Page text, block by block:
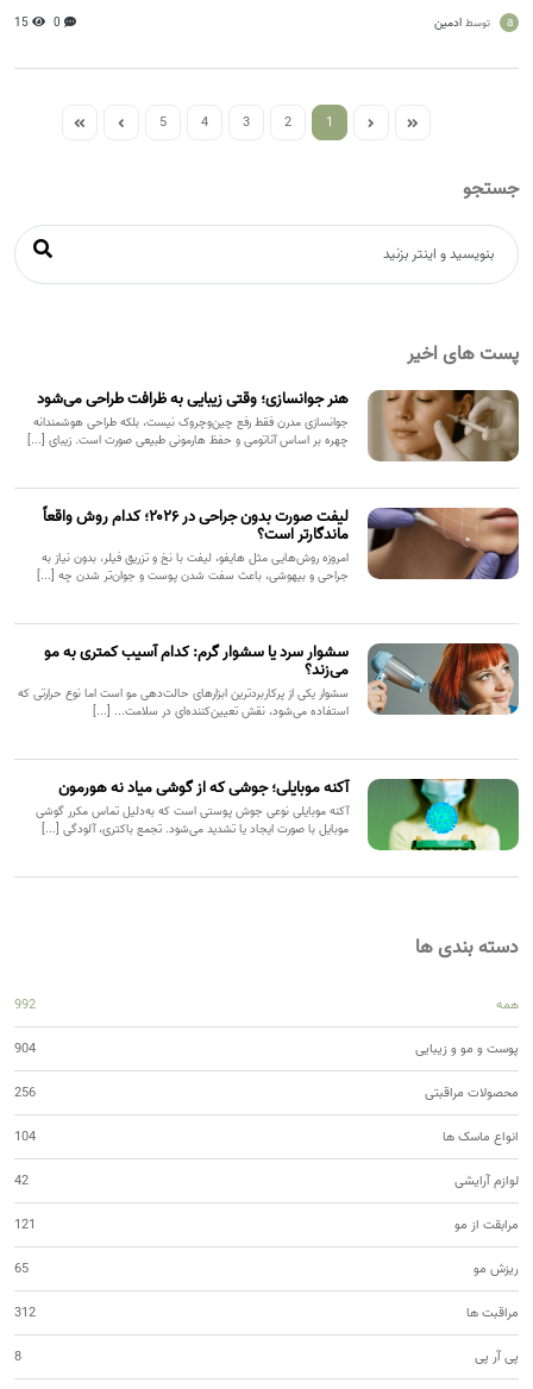
a توسط ادمین 0
15
1
2
3
4
5
جستجو
پست های اخیر
هنر جوانسازی؛ وقتی زیبایی به ظرافت طراحی می‌شود
جوانسازی مدرن فقط رفع چین‌وچروک نیست، بلکه طراحی هوشمندانه
چهره بر اساس آناتومی و حفظ هارمونی طبیعی صورت است. زیبای [...]
لیفت صورت بدون جراحی در ۲۰۲۶؛ کدام روش واقعاً
ماندگارتر است؟
امروزه روش‌هایی مثل هایفو، لیفت با نخ و تزریق فیلر، بدون نیاز به
جراحی و بیهوشی، باعث سفت شدن پوست و جوان‌تر شدن چه [...]
سشوار سرد یا سشوار گرم: کدام آسیب کمتری به مو
می‌زند؟
سشوار یکی از پرکاربردترین ابزارهای حالت‌دهی مو است اما نوع حرارتی که
استفاده می‌شود، نقش تعیین‌کننده‌ای در سلامت... [...]
آکنه موبایلی؛ جوشی که از گوشی میاد نه هورمون
آکنه موبایلی نوعی جوش پوستی است که به‌دلیل تماس مکرر گوشی
موبایل با صورت ایجاد یا تشدید می‌شود. تجمع باکتری، آلودگی [...]
دسته بندی ها
همه 992
پوست و مو و زیبایی 904
محصولات مراقبتی 256
انواع ماسک ها 104
لوازم آرایشی 42
مرابقت از مو 121
ریزش مو 65
مراقبت ها 312
پی آر پی 8